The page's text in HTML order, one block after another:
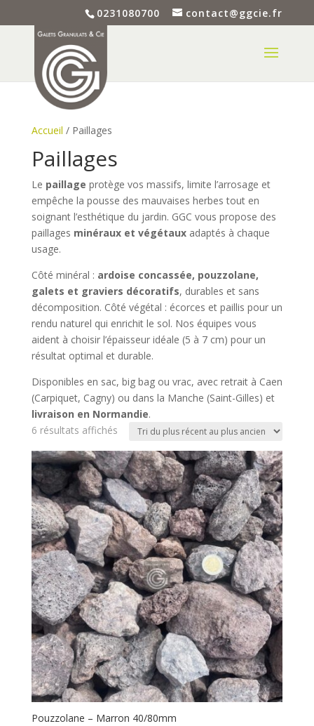
0231080700 contact@ggcie.fr
Accueil / Paillages
Paillages
Le paillage protège vos massifs, limite l’arrosage et
empêche la pousse des mauvaises herbes tout en
soignant l’esthétique du jardin. GGC vous propose des
paillages minéraux et végétauxadaptés à chaque
usage.
Côté minéral : ardoise concassée, pouzzolane,
galets et graviers décoratifs, durables et sans
décomposition. Côté végétal : écorces et paillis pour un
rendu naturel qui enrichit le sol. Nos équipes vous
aident à choisir l’épaisseur idéale (5 à 7 cm) pour un
résultat optimal et durable.
Disponibles en sac, big bag ou vrac, avec retrait à Caen
(Carpiquet, Cagny) ou dans la Manche (Saint-Gilles) et
livraison en Normandie.
6 résultats affichésTrié
plus
récent
au
plus
ancien
Pouzzolane – Marron 40/80mm